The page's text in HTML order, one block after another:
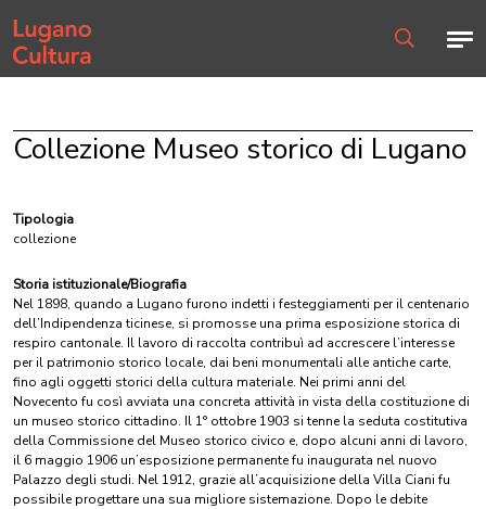
Home page
Collezione Museo storico di Lugano
Tipologia
collezione
Storia istituzionale/Biografia
Nel 1898, quando a Lugano furono indetti i festeggiamenti per il centenario
dell’Indipendenza ticinese, si promosse una prima esposizione storica di
respiro cantonale. Il lavoro di raccolta contribuì ad accrescere l’interesse
per il patrimonio storico locale, dai beni monumentali alle antiche carte,
fino agli oggetti storici della cultura materiale. Nei primi anni del
Novecento fu così avviata una concreta attività in vista della costituzione di
un museo storico cittadino. Il 1° ottobre 1903 si tenne la seduta costitutiva
della Commissione del Museo storico civico e, dopo alcuni anni di lavoro,
il 6 maggio 1906 un’esposizione permanente fu inaugurata nel nuovo
Palazzo degli studi. Nel 1912, grazie all’acquisizione della Villa Ciani fu
possibile progettare una sua migliore sistemazione. Dopo le debite